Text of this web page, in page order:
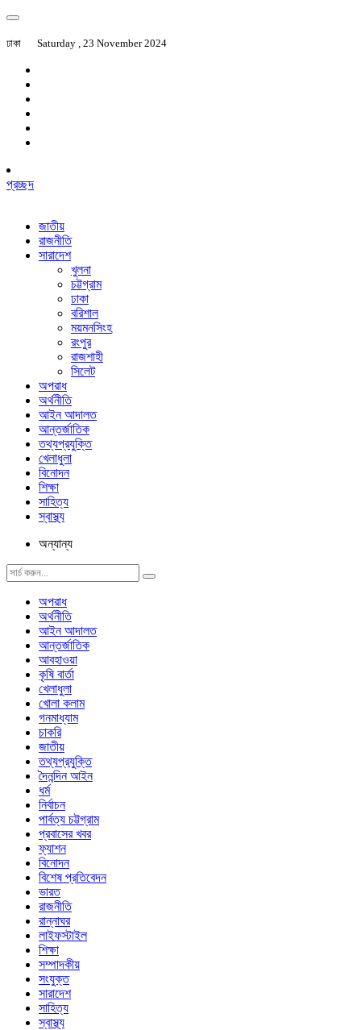
ঢাকা Saturday , 23 November 2024
প্রচ্ছদ
জাতীয়
রাজনীতি
সারাদেশ
খুলনা
চট্টগ্রাম
ঢাকা
বরিশাল
ময়মনসিংহ
রংপুর
রাজশাহী
সিলেট
অপরাধ
অর্থনীতি
আইন আদালত
আন্তর্জাতিক
তথ্যপ্রযুক্তি
খেলাধুলা
বিনোদন
শিক্ষা
সাহিত্য
স্বাস্থ্য
অন্যান্য
অপরাধ
অর্থনীতি
আইন আদালত
আন্তর্জাতিক
আবহাওয়া
কৃষি বার্তা
খেলাধুলা
খোলা কলাম
গনমাধ্যাম
চাকরি
জাতীয়
তথ্যপ্রযুক্তি
দৈনন্দিন আইন
ধর্ম
নির্বাচন
পার্বত্য চট্টগ্রাম
প্রবাসের খবর
ফ্যাশন
বিনোদন
বিশেষ প্রতিবেদন
ভারত
রাজনীতি
রান্নাঘর
লাইফস্টাইল
শিক্ষা
সম্পাদকীয়
সংযুক্ত
সারাদেশ
সাহিত্য
স্বাস্থ্য